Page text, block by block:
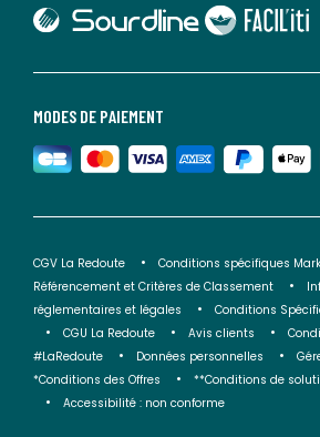
MODES DE PAIEMENT
lien vers Faciliti
CGV La Redoute
Conditions spécifiques
Référencement et Critères de Classement
réglementaires et légales
Conditions
CGU La Redoute
Avis clients
#LaRedoute
Données personnelles
*Conditions des Offres
**Conditions de
Accessibilité : non conforme